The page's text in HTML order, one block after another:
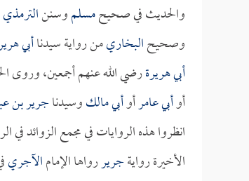
والحديث في صحيحمسلموسننالترمذي
وصحيحالبخاريمن رواية سيدناأبي
أبي هريرةرضي الله عنهم أجمعين، وروى
أوأبي عامرأوأبي مالكوسيدناجرير بن
انظروا هذه الروايات في مجمع الزوائد في
الأخيرة روايةجريررواها الإمامالآجري